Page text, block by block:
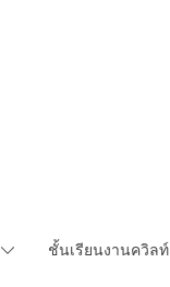
ชั้นเรียนงานควิลท์